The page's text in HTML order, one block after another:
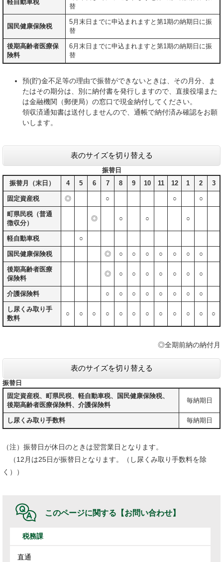
軽自動車税
替
国民健康保険税
5月末日までに申込まれますと第1期の納期日に振
替
後期高齢者医療保
険料
6月末日までに申込まれますと第1期の納期日に振
替
預(貯)金不足等の理由で振替ができないときは、その月分、ま
たはその期分は、別に納付書を発行しますので、直接役場また
は金融機関（郵便局）の窓口で現金納付してください。
領収済通知書は送付しませんので、通帳で納付済み確認をお願
いします。
表のサイズを切り替える
振替日
振替月（末日）
4 5 6 7 8 9 10 11 12 1 2 3
固定資産税 ◎ ○ ○ ○
町県民税（普通
徴収分）
◎ ○ ○ ○
軽自動車税 ○
国民健康保険税 ◎ ○ ○ ○ ○ ○ ○ ○
後期高齢者医療
保険料
◎ ○ ○ ○ ○ ○ ○ ○
介護保険料 ○ ○ ○ ○ ○ ○ ○ ○
し尿くみ取り手
数料
○ ○ ○ ○ ○ ○ ○ ○ ○ ○ ○ ○
◎全期前納の納付月
表のサイズを切り替える
振替日
固定資産税、町県民税、軽自動車税、国民健康保険税、
後期高齢者医療保険料、介護保険料
毎納期日
し尿くみ取り手数料 毎納期日
（注）振替日が休日のときは翌営業日となります。
（12月は25日が振替日となります。（し尿くみ取り手数料を除
く））
このページに関する 【お問い合わせ】
税務課
直通